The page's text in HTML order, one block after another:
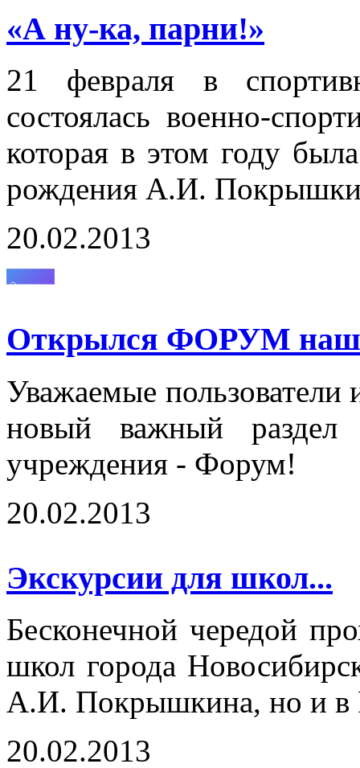
«А ну-ка, парни!»
21 февраля в
состоялась военно-
которая в этом году
рождения А.И.
20.02.2013
Открылся ФОРУМ
Уважаемые пользователи
новый важный раздел
учреждения - Форум!
20.02.2013
Экскурсии для школ...
Бесконечной чередой
школ города
А.И. Покрышкина, но и в
20.02.2013